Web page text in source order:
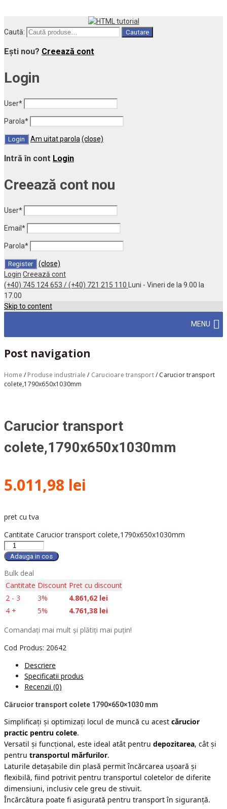
Caută: Cautare
Ești nou? Creează cont
Login
User*
Parola*
Am uitat parola (close)
Intră în cont Login
Creează cont nou
User*
Email *
Parola*
(close)
Login Creează cont
(+40) 745 124 653 / (+40) 721 215 110
Luni - Vineri de la 9.00 la
17.00
Skip to content
MENU
Post navigation
Home / Produse industriale / Carucioare transport/ Carucior transport
colete,1790x650x1030mm
Carucior transport
colete,1790x650x1030mm
5.011,98 lei
pret cu tva
Cantitate Carucior transport colete,1790x650x1030mm
Adauga in cos
Bulk deal
Cantitate Discount Pret cu discount
2 - 3
3% 4.861,62 lei
4 +
5% 4.761,38 lei
Comandați mai mult și plătiți mai puțin!
Cod Produs: 20642
Descriere
Specificatii produs
Recenzii (0)
Cărucior transport colete 1790×650×1030 mm
Simplificați și optimizați locul de muncă cu acest cărucior
practic pentru colete.
Versatil și funcțional, este ideal atât pentru depozitarea, cât și
pentru transportul mărfurilor.
Laturile detașabile din plasă permit încărcarea ușoară și
flexibilă, fiind potrivit pentru transportul coletelor de diferite
dimensiuni, inclusiv cele greu de stivuit.
Încărcătura poate fi asigurată pentru transport în siguranță.